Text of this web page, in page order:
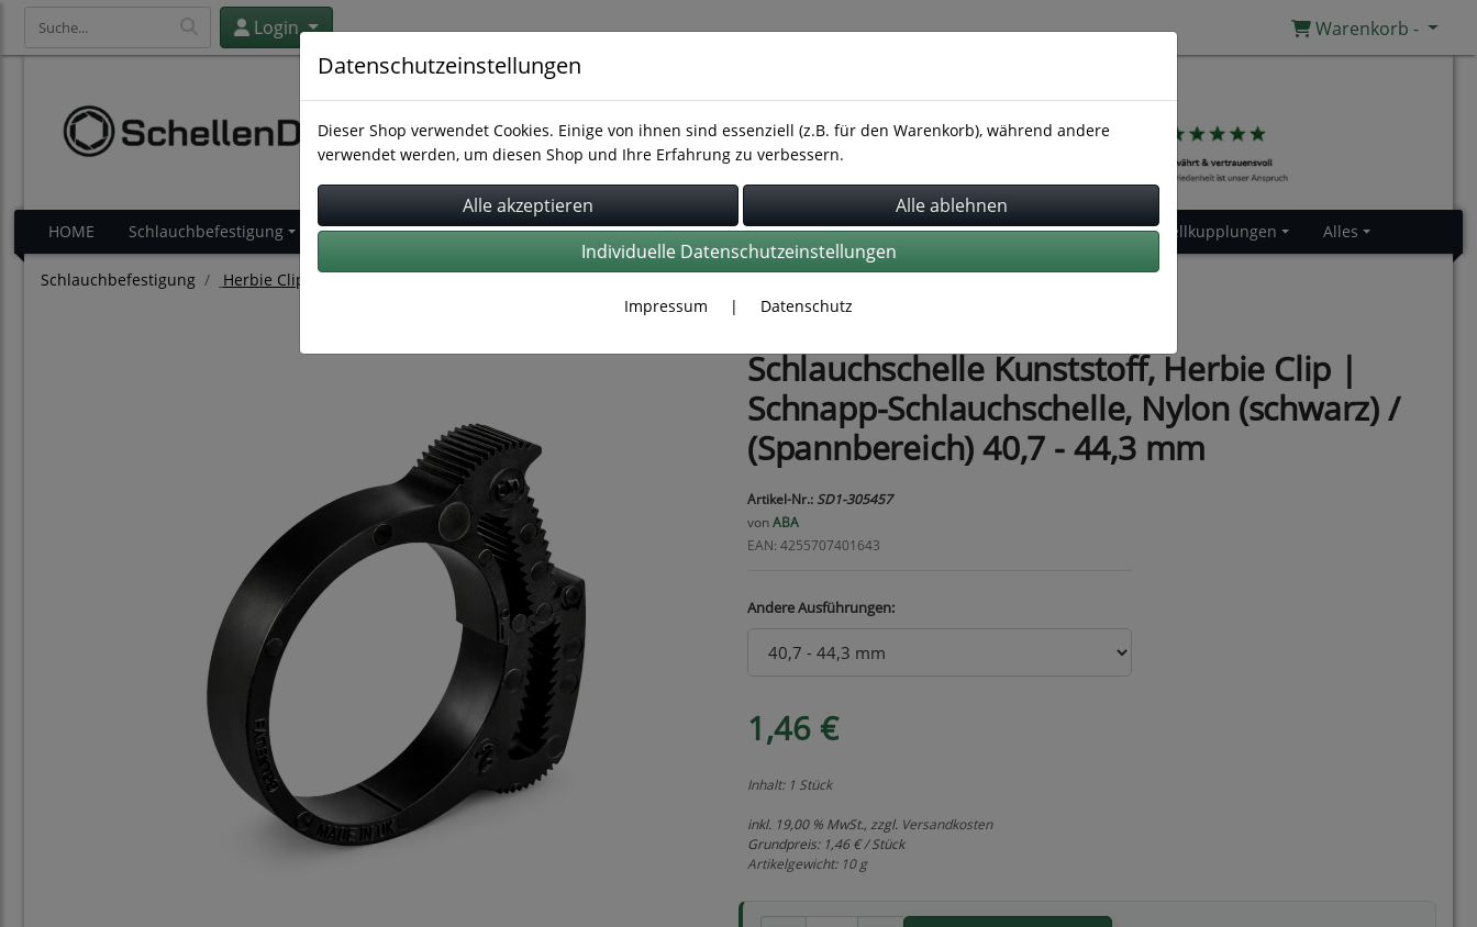
Login Warenkorb -
HOME Schlauchbefestigung Schlauchverbindung Rohrbefestigung Rohrverbindung Schläuche Gummiprofile Schnellkupplungen Alles
Schlauchbefestigung Herbie Clips
Schlauchschelle Kunststoff, Herbie Clip |
Schnapp-Schlauchschelle, Nylon (schwarz) /
(Spannbereich) 40,7 - 44,3 mm
Artikel-Nr.: SD1-305457
vonABA
EAN: 4255707401643
Andere Ausführungen:
1,46 €
Inhalt: 1 Stück
inkl. 19,00 % MwSt., zzgl. Versandkosten
Grundpreis: 1,46 € / Stück
Artikelgewicht: 10 g
Datenschutzeinstellungen
Dieser Shop verwendet Cookies. Einige von ihnen sind essenziell (z.B. für den Warenkorb), während andere
verwendet werden, um diesen Shop und Ihre Erfahrung zu verbessern.
Individuelle Datenschutzeinstellungen
Impressum | Datenschutz